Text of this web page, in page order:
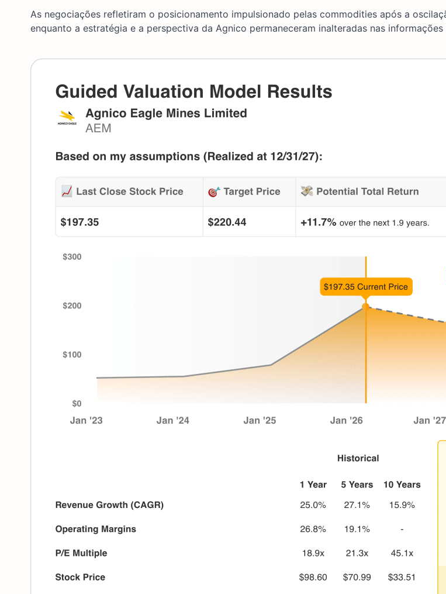
As negociações refletiram o posicionamento impulsionado pelas commodities após a
enquanto a estratégia e a perspectiva da Agnico permaneceram inalteradas nas informações